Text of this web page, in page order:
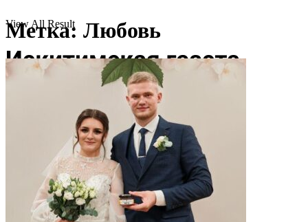
View All Result
Метка: Любовь